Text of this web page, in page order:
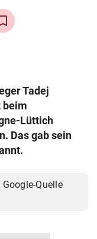
arrow_right
Tadej
beim
Lüttich
Das gab sein
Quelle